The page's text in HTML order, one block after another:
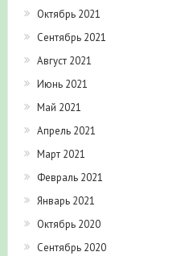
Октябрь 2021
Сентябрь 2021
Август 2021
Июнь 2021
Май 2021
Апрель 2021
Март 2021
Февраль 2021
Январь 2021
Октябрь 2020
Сентябрь 2020